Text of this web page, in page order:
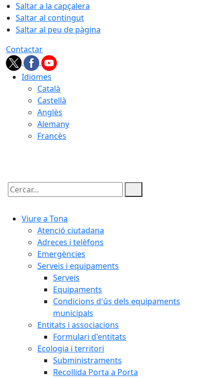
Saltar a la capçalera
Saltar al contingut
Saltar al peu de pàgina
Contactar
Idiomes
Català
Castellà
Anglès
Alemany
Francès
Cercar:
Viure a Tona
Atenció ciutadana
Adreces i telèfons
Emergències
Serveis i equipaments
Serveis
Equipaments
Condicions d'ús dels equipaments
municipals
Entitats i associacions
Formulari d'entitats
Ecologia i territori
Subministraments
Recollida Porta a Porta